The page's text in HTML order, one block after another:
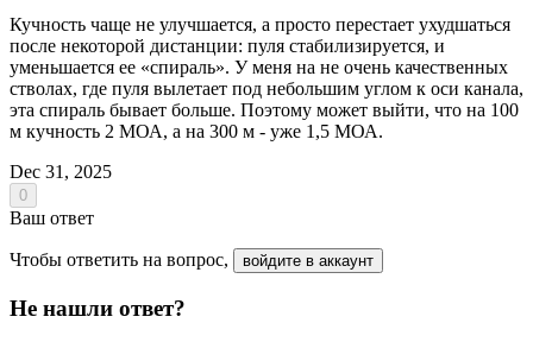
Кучность чаще не улучшается, а просто перестает ухудшаться
после некоторой дистанции: пуля стабилизируется, и
уменьшается ее «спираль». У меня на не очень качественных
стволах, где пуля вылетает под небольшим углом к оси канала,
эта спираль бывает больше. Поэтому может выйти, что на 100
м кучность 2 МОА, а на 300 м - уже 1,5 МОА.
Dec 31, 2025
0
Ваш ответ
Чтобы ответить на вопрос, войдите в аккаунт
Не нашли ответ?